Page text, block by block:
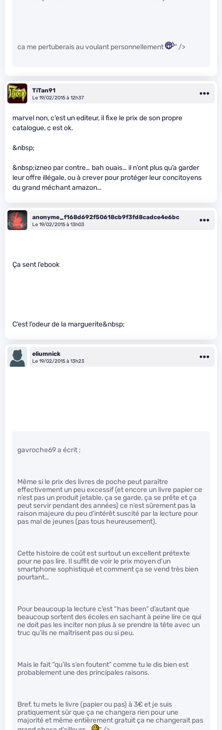
ca me pertuberais au voulant personnellement " />
TiTan91
Le 19/02/2015 à 12h37
marvel non, c’est un editeur, il fixe le prix de son propre
catalogue, c est ok.
&nbsp;
&nbsp;izneo par contre… bah ouais… il n’ont plus qu’a garder
leur offre illégale, ou à crever pour protéger leur concitoyens
du grand méchant amazon…
anonyme_f168d692f50618cb9f3fd8cadce4e6bc
Le 19/02/2015 à 13h03
Ça sent l’ebook
C’est l’odeur de la marguerite&nbsp;
eliumnick
Le 19/02/2015 à 13h23
gavroche69 a écrit :
Même si le prix des livres de poche peut paraître
effectivement un peu excessif (et encore un livre papier ce
n’est pas un produit jetable, ça se garde, ça se prête et ça
peut servir pendant des années) ce n’est sûrement pas la
raison majeure du peu d’intérêt suscité par la lecture pour
pas mal de jeunes (pas tous heureusement).
Cette histoire de coût est surtout un excellent prétexte
pour ne pas lire. Il suffit de voir le prix moyen d’un
smartphone sophistiqué et comment ça se vend très bien
pourtant…
Pour beaucoup la lecture c’est “has been” d’autant que
beaucoup sortent des écoles en sachant à peine lire ce qui
ne doit pas les inciter non plus à se prendre la tête avec un
truc qu’ils ne maîtrisent pas ou si peu.
Mais le fait “qu’ils s’en foutent” comme tu le dis bien est
probablement une des principales raisons.
Bref, tu mets le livre (papier ou pas) à 3€ et je suis
pratiquement sûr que ça ne changera rien pour une
majorité et même entièrement gratuit ça ne changerait pas